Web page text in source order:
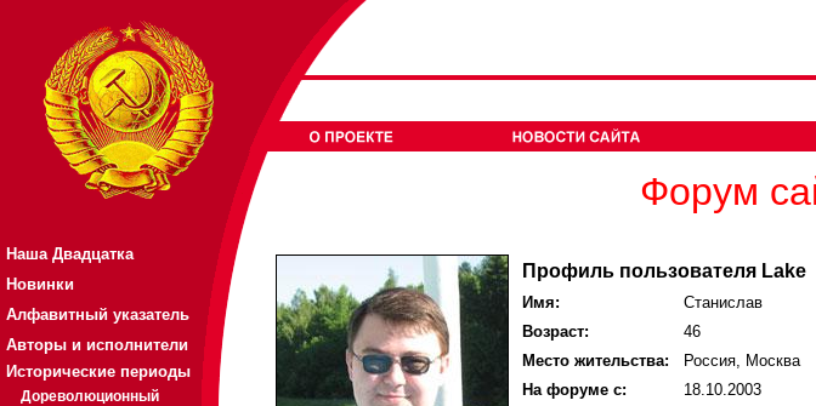
Наша Двадцатка
Новинки
Алфавитный указатель
Авторы и исполнители
Исторические периоды
Дореволюционный
Форум
Профиль пользователя Lake
Имя:
Станислав
Возраст:
46
Место жительства:
Россия, Москва
На форуме с:
18.10.2003